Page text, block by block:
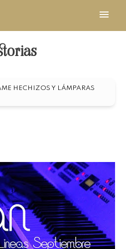
HECHIZOS Y LÁMPARAS